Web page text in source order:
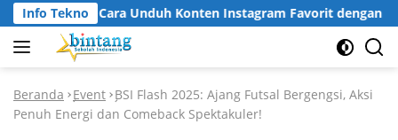
Langsung
ke
konten
Info Tekno Cara Unduh Konten Instagram Favorit dengan
Beranda -Event -BSI Flash 2025: Ajang Futsal Bergengsi, Aksi
Penuh Energi dan Comeback Spektakuler!